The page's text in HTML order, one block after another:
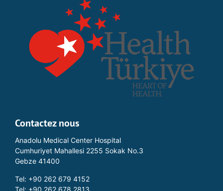
Contactez nous
Anadolu Medical Center Hospital
Cumhuriyet Mahallesi 2255 Sokak No.3
Gebze 41400
Tel: +90 262 679 4152
Tel: +90 262 678 2813